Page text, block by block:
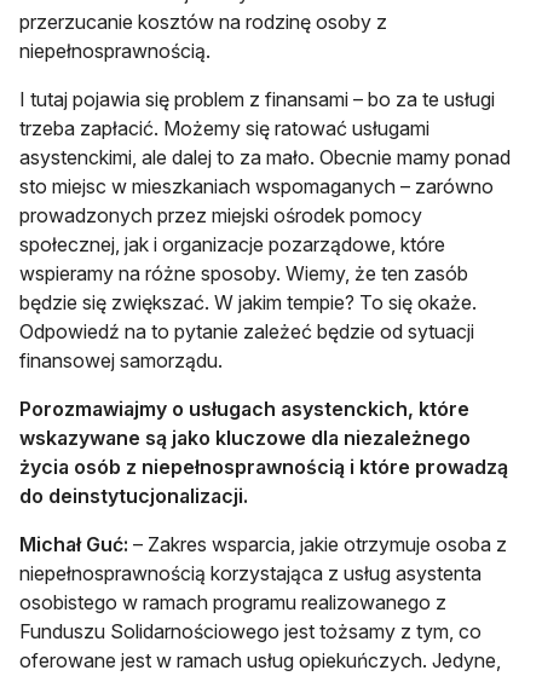
przerzucanie kosztów na rodzinę osoby z
niepełnosprawnością.
I tutaj pojawia się problem z finansami – bo za te usługi
trzeba zapłacić. Możemy się ratować usługami
asystenckimi, ale dalej to za mało. Obecnie mamy ponad
sto miejsc w mieszkaniach wspomaganych – zarówno
prowadzonych przez miejski ośrodek pomocy
społecznej, jak i organizacje pozarządowe, które
wspieramy na różne sposoby. Wiemy, że ten zasób
będzie się zwiększać. W jakim tempie? To się okaże.
Odpowiedź na to pytanie zależeć będzie od sytuacji
finansowej samorządu.
Porozmawiajmy o usługach asystenckich, które
wskazywane są jako kluczowe dla niezależnego
życia osób z niepełnosprawnością i które prowadzą
do deinstytucjonalizacji.
Michał Guć: – Zakres wsparcia, jakie otrzymuje osoba z
niepełnosprawnością korzystająca z usług asystenta
osobistego w ramach programu realizowanego z
Funduszu Solidarnościowego jest tożsamy z tym, co
oferowane jest w ramach usług opiekuńczych. Jedyne,